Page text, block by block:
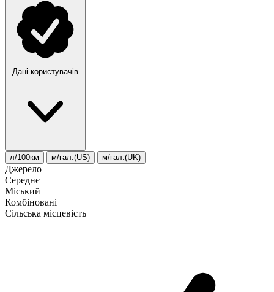
Дані користувачів
л/100км м/гал.(US) м/гал.(UK)
Джерело
Середнє
Міський
Комбіновані
Сільська місцевість